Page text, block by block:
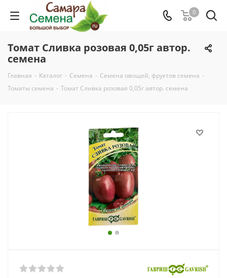
0
Томат Сливка розовая 0,05г автор.
семена
Главная - Каталог - Семена - Семена овощей, фруктов семена -
Томаты семена - Томат Сливка розовая 0,05г автор. семена